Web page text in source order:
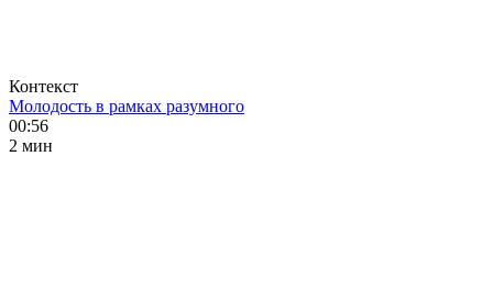
Контекст
Молодость в рамках разумного
00:56
2 мин